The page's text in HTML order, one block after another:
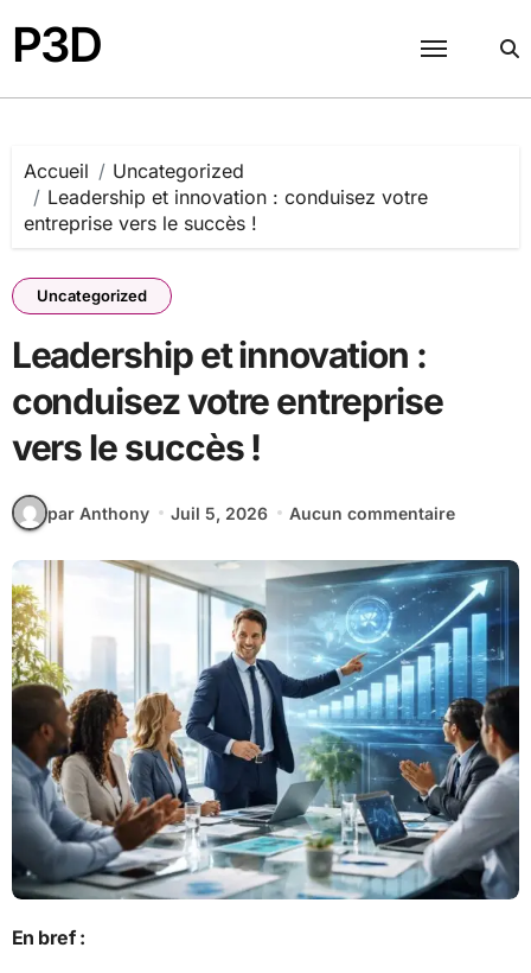
contenu
P3D
Accueil
Uncategorized
Leadership et innovation : conduisez votre
entreprise vers le succès !
Uncategorized
Leadership et innovation :
conduisez votre entreprise
vers le succès !
par Anthony Juil 5, 2026 Aucun commentaire
En bref :